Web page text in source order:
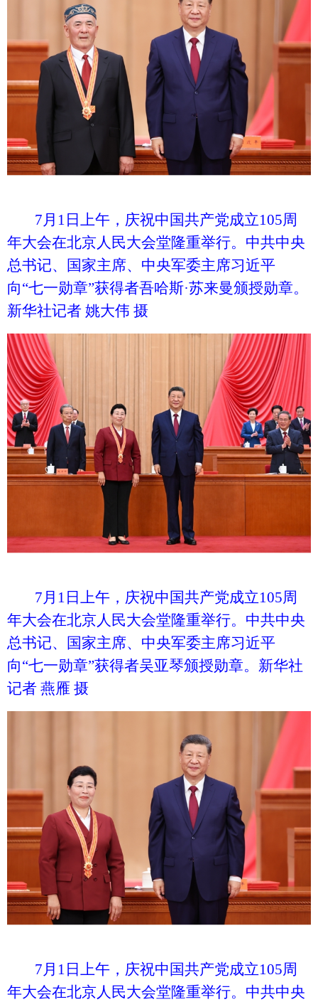
7月1日上午，庆祝中国共产党成立105周
年大会在北京人民大会堂隆重举行。中共中央
总书记、国家主席、中央军委主席习近平
向“七一勋章”获得者吾哈斯·苏来曼颁授勋章。
新华社记者 姚大伟 摄
7月1日上午，庆祝中国共产党成立105周
年大会在北京人民大会堂隆重举行。中共中央
总书记、国家主席、中央军委主席习近平
向“七一勋章”获得者吴亚琴颁授勋章。新华社
记者 燕雁 摄
7月1日上午，庆祝中国共产党成立105周
年大会在北京人民大会堂隆重举行。中共中央